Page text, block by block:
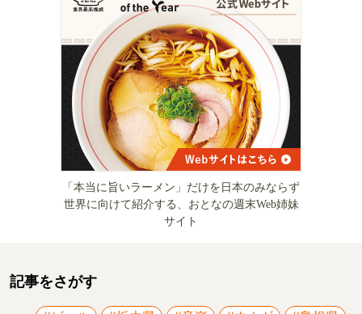
「本当に旨いラーメン」だけを日本のみならず
世界に向けて紹介する、おとなの週末Web姉妹
サイト
記事をさがす